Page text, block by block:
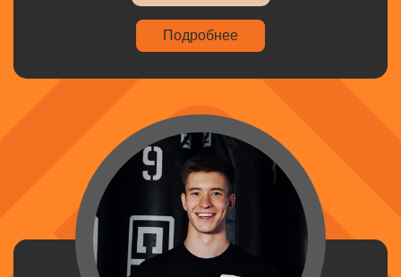
Подробнее